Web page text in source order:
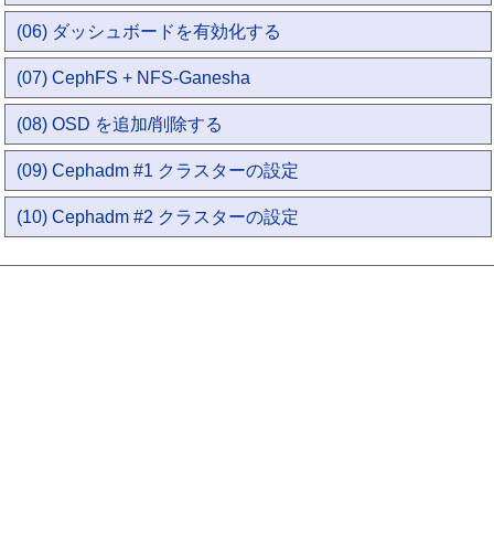
(06) ダッシュボードを有効化する
(07) CephFS + NFS-Ganesha
(08) OSD を追加/削除する
(09) Cephadm #1 クラスターの設定
(10) Cephadm #2 クラスターの設定